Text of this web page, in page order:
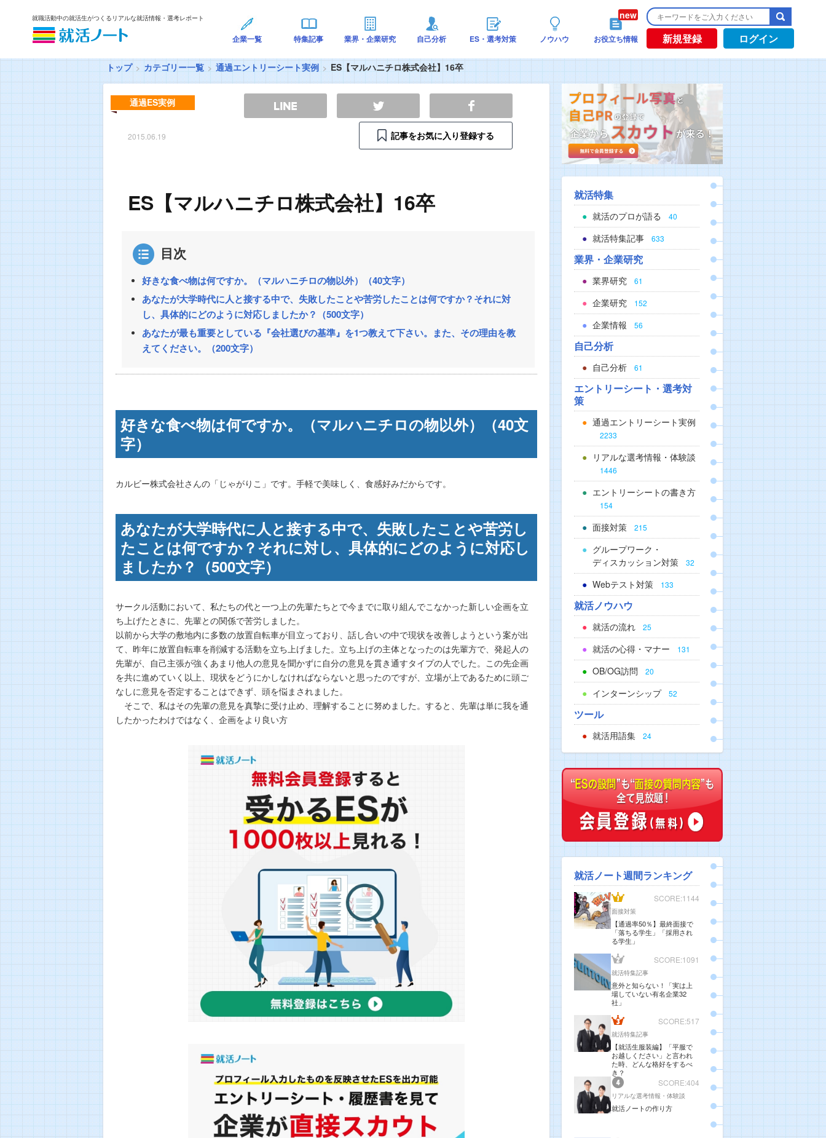
就職活動中の就活生がつくるリアルな就活情報・選考レポート
企業一覧 特集記事 業界・企業研究 自己分析 ES・選考対策 ノウハウ お役立ち情報 新規登録 ログイン
トップ カテゴリー一覧 通過エントリーシート実例 ES【マルハニチロ株式会社】16卒
通過ES実例
2015.06.19 記事をお気に入り登録する
ES【マルハニチロ株式会社】16卒
目次
好きな食べ物は何ですか。（マルハニチロの物以外）（40文字）
あなたが大学時代に人と接する中で、失敗したことや苦労したことは何ですか？それに対
し、具体的にどのように対応しましたか？（500文字）
あなたが最も重要としている『会社選びの基準』を1つ教えて下さい。また、その理由を教
えてください。（200文字）
好きな食べ物は何ですか。（マルハニチロの物以外）（40文
字）
カルビー株式会社さんの「じゃがりこ」です。手軽で美味しく、食感好みだからです。
あなたが大学時代に人と接する中で、失敗したことや苦労し
たことは何ですか？それに対し、具体的にどのように対応し
ましたか？（500文字）
サークル活動において、私たちの代と一つ上の先輩たちとで今までに取り組んでこなかった新しい企画を立
ち上げたときに、先輩との関係で苦労しました。
以前から大学の敷地内に多数の放置自転車が目立っており、話し合いの中で現状を改善しようという案が出
て、昨年に放置自転車を削減する活動を立ち上げました。立ち上げの主体となったのは先輩方で、発起人の
先輩が、自己主張が強くあまり他人の意見を聞かずに自分の意見を貫き通すタイプの人でした。この先企画
を共に進めていく以上、現状をどうにかしなければならないと思ったのですが、立場が上であるために頭ご
なしに意見を否定することはできず、頭を悩まされました。
そこで、私はその先輩の意見を真摯に受け止め、理解することに努めました。すると、先輩は単に我を通
したかったわけではなく、企画をより良い方
就活特集
就活のプロが語る 40
就活特集記事 633
業界・企業研究
業界研究 61
企業研究 152
企業情報 56
自己分析
自己分析 61
エントリーシート・選考対
策
通過エントリーシート実例
2233
リアルな選考情報・体験談
1446
エントリーシートの書き方
154
面接対策 215
グループワーク・
ディスカッション対策
32
Webテスト対策 133
就活ノウハウ
就活の流れ 25
就活の心得・マナー 131
OB/OG訪問 20
インターンシップ 52
ツール
就活用語集 24
就活ノート週間ランキング
SCORE:1144
面接対策
【通過率50％】最終面接で
「落ちる学生」「採用され
る学生」
SCORE:1091
就活特集記事
意外と知らない！「実は上
場していない有名企業32
社」
SCORE:517
就活特集記事
【就活生服装編】「平服で
お越しください」と言われ
た時、どんな格好をするべ
き？
SCORE:404
リアルな選考情報・体験談
就活ノートの作り方